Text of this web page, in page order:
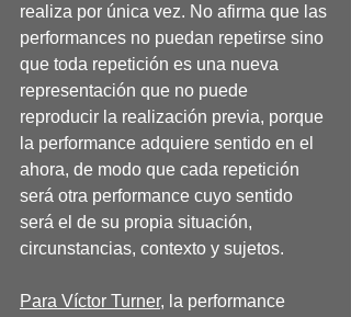
realiza por única vez. No afirma que las
performances no puedan repetirse sino
que toda repetición es una nueva
representación que no puede
reproducir la realización previa, porque
la performance adquiere sentido en el
ahora, de modo que cada repetición
será otra performance cuyo sentido
será el de su propia situación,
circunstancias, contexto y sujetos.
Para Víctor Turner, la performance